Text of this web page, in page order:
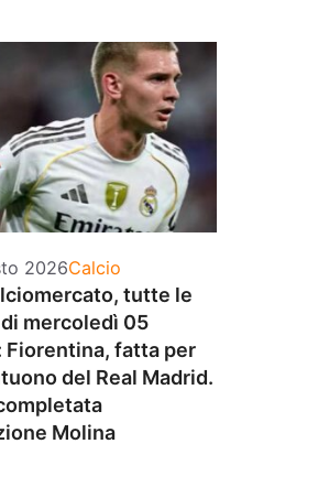
2026Categorie
Calcio
tutte le
mercoledì 05
Fiorentina, fatta per
del Real Madrid.
Molina